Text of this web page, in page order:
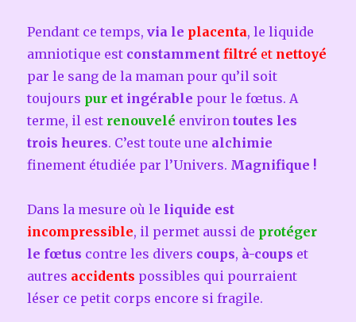
Pendant ce temps,via le placenta, le liquide
amniotique est constammentfiltré et nettoyé
par le sang de la maman pour qu’il soit
toujours pur et ingérable pour le fœtus. A
terme, il est renouvelé environtoutes les
trois heures. C’est toute une alchimie
finement étudiée par l’Univers. Magnifique !
Dans la mesure où le liquide est
incompressible, il permet aussi de protéger
le fœtus contre les divers coups, à-coups et
autres accidents possibles qui pourraient
léser ce petit corps encore si fragile.